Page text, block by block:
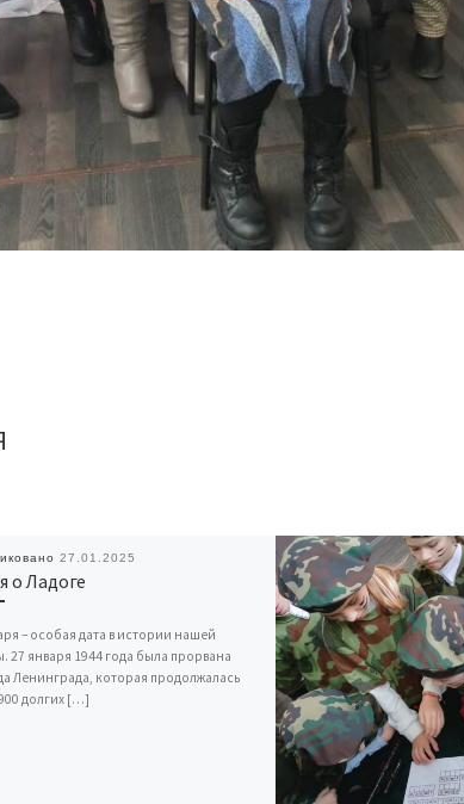
27.01.2025
о Ладоге
– особая дата в истории нашей
27 января 1944 года была прорвана
Ленинграда, которая продолжалась
долгих […]